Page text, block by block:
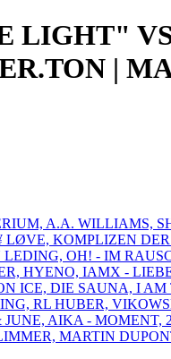
LIGHT"
|
A.A. WILLIAMS,
KOMPLIZEN
OH! - IM
HYENO, IAMX -
ICE, DIE SAUNA, I
RL HUBER,
AIKA - MOMENT,
MARTIN